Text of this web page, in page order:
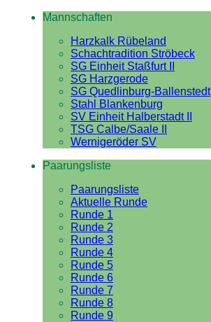
Mannschaften
Harzkalk Rübeland
Schachtradition Ströbeck
SG Einheit Staßfurt II
SG Harzgerode
SG Quedlinburg-Ballenstedt
Stahl Blankenburg
SV Einheit Halberstadt II
TSG Calbe/Saale II
Wernigeröder SV
Paarungsliste
Paarungsliste
Aktuelle Runde
Runde 1
Runde 2
Runde 3
Runde 4
Runde 5
Runde 6
Runde 7
Runde 8
Runde 9